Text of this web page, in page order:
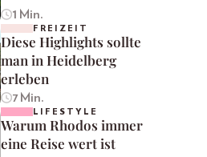
1 Min.
FREIZEIT
Diese Highlights sollte
man in Heidelberg
erleben
7 Min.
LIFESTYLE
Warum Rhodos immer
eine Reise wert ist